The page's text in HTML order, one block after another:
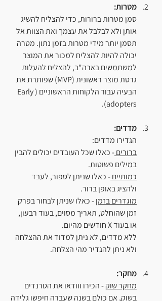
מטרות:
סמן מטרות ברורות, כדי להצליח להשיג
אותן ולא לבלבל את עצמך ואת הצוות אל
תסמן יותר מידי מטרות בזמן נתון. מטרה
יכולה להיות להצליח למכור את המוצר
למשתמשים בארה"ב, להצליח להעלות
גרסת מוצר ראשונית (MVP) שפותרת את
הבעיה עבור הלקוחות הראשוניים (Early
adopters).
מדדים:
הגדירו מדדים:
ברורים - כאלו שכל העובדים יכולים להבין
במילים פשוטות.
כמותיים - כאלו שניתן לספור, לעבד
ולהציג באופן ברור.
מוגדרים בזמן - כאלו שניתן לבחור בפרק
זמן שהוחלט, תאריך מסוים, בעוד רבעון,
או בעוד X חודשים מהיום.
ללא מדדים, לא ניתן למדוד את ההצלחה
ולא ניתן להגדיר מהי הצלחה.
מחקר:
מחקר שוק - הכירו ווודאו את הטרנדים
בשוק, אם כולם בשנה שעברה חיפשו גלידה